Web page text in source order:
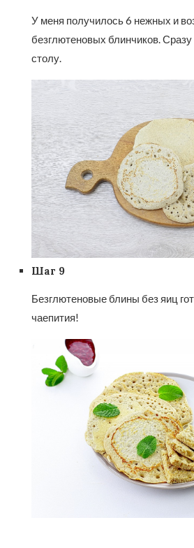
У меня получилось 6 нежных и
безглютеновых блинчиков.
столу.
Шаг 9
Безглютеновые блины без яиц
чаепития!